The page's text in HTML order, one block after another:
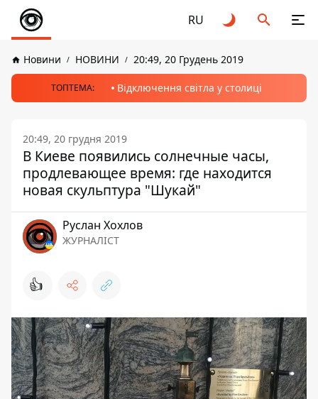
RU
Новини НОВИНИ 20:49, 20 Грудень 2019
ТОПТЕМА: Відключення світла у столиці
20:49, 20 грудня 2019
В Киеве появились солнечные часы,
продлевающее время: где находится
новая скульптура "Шукай"
Руслан Хохлов
ЖУРНАЛІСТ
👍